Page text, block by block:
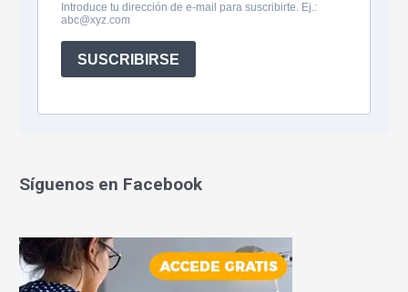
Síguenos en Facebook